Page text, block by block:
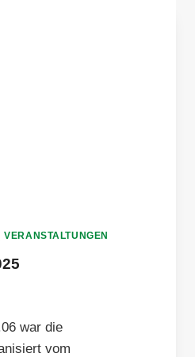
|VERANSTALTUNGEN
war die
vom